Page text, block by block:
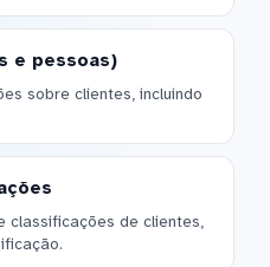
e pessoas)
sobre clientes, incluindo
classificações de clientes,